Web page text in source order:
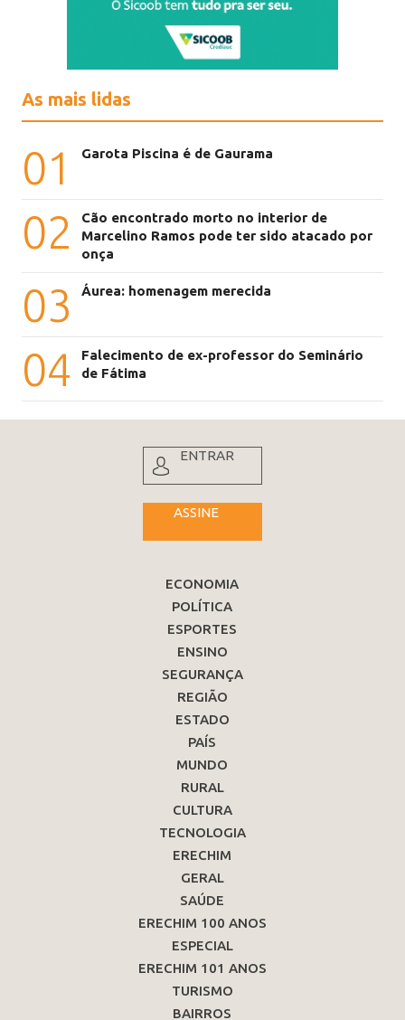
As mais lidas
01 Garota Piscina é de Gaurama
02
Cão encontrado morto no interior de
Marcelino Ramos pode ter sido atacado por
onça
03 Áurea: homenagem merecida
04
Falecimento de ex-professor do Seminário
de Fátima
ENTRAR
ASSINE
ECONOMIA
POLÍTICA
ESPORTES
ENSINO
SEGURANÇA
REGIÃO
ESTADO
PAÍS
MUNDO
RURAL
CULTURA
TECNOLOGIA
ERECHIM
GERAL
SAÚDE
ERECHIM 100 ANOS
ESPECIAL
ERECHIM 101 ANOS
TURISMO
BAIRROS